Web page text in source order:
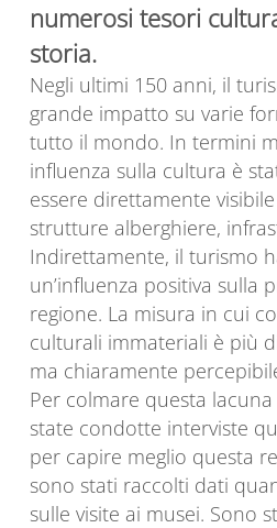
numerosi tesori
storia.
Negli ultimi 150 anni, il
grande impatto su varie
tutto il mondo. In termini
influenza sulla cultura è
essere direttamente
strutture alberghiere,
Indirettamente, il turismo
un’influenza positiva sulla
regione. La misura in cui
culturali immateriali è più
ma chiaramente
Per colmare questa
state condotte interviste
per capire meglio questa
sono stati raccolti dati
sulle visite ai musei. Sono